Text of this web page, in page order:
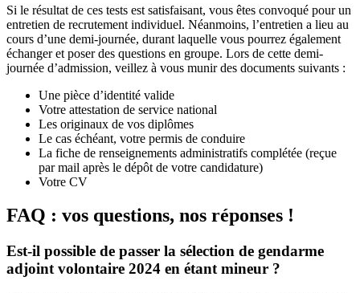
Si le résultat de ces tests est satisfaisant, vous êtes convoqué pour un
entretien de recrutement individuel. Néanmoins, l’entretien a lieu au
cours d’une demi-journée, durant laquelle vous pourrez également
échanger et poser des questions en groupe. Lors de cette demi-
journée d’admission, veillez à vous munir des documents suivants :
Une pièce d’identité valide
Votre attestation de service national
Les originaux de vos diplômes
Le cas échéant, votre permis de conduire
La fiche de renseignements administratifs complétée (reçue
par mail après le dépôt de votre candidature)
Votre CV
FAQ : vos questions, nos réponses !
Est-il possible de passer la sélection de gendarme
adjoint volontaire 2024 en étant mineur ?